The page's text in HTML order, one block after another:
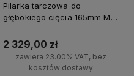
Pilarka tarczowa do
głębokiego cięcia 165mm M18
2 329,00 zł
zawiera 23.00% VAT, bez
kosztów dostawy